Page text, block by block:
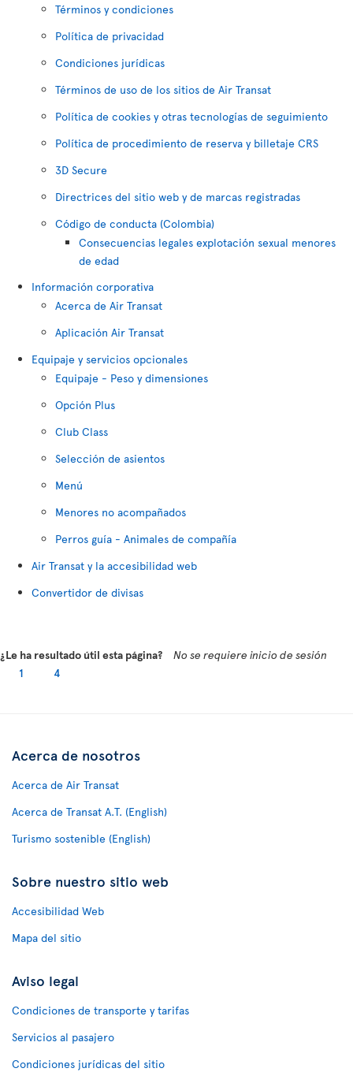
Términos y condiciones
Política de privacidad
Condiciones jurídicas
Términos de uso de los sitios de Air Transat
Política de cookies y otras tecnologías de seguimiento
Política de procedimiento de reserva y billetaje CRS
3D Secure
Directrices del sitio web y de marcas registradas
Código de conducta (Colombia)
Consecuencias legales explotación sexual menores
de edad
Información corporativa
Acerca de Air Transat
Aplicación Air Transat
Equipaje y servicios opcionales
Equipaje - Peso y dimensiones
Opción Plus
Club Class
Selección de asientos
Menú
Menores no acompañados
Perros guía - Animales de compañía
Air Transat y la accesibilidad web
Convertidor de divisas
¿Le ha resultado útil esta página?
No se requiere inicio de sesión
1
4
Acerca de nosotros
Acerca de Air Transat
Acerca de Transat A.T. (English)
Turismo sostenible (English)
Sobre nuestro sitio web
Accesibilidad Web
Mapa del sitio
Aviso legal
Condiciones de transporte y tarifas
Servicios al pasajero
Condiciones jurídicas del sitio